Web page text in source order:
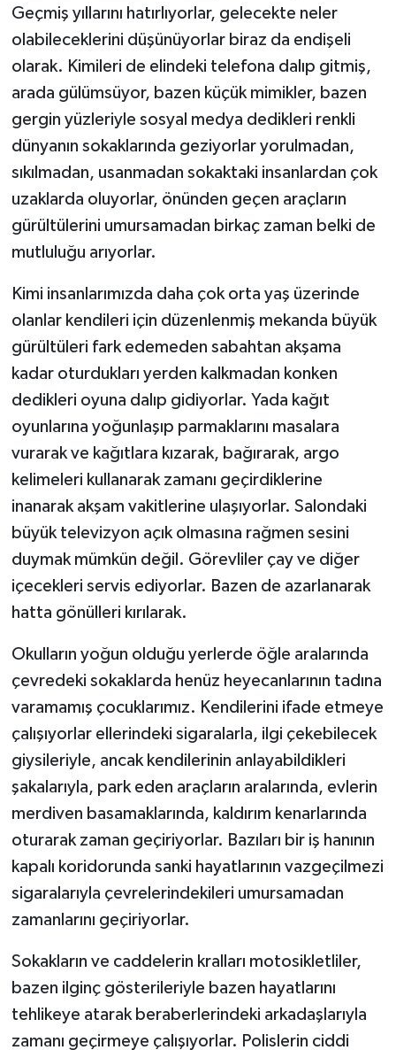
Geçmiş yıllarını hatırlıyorlar, gelecekte neler
olabileceklerini düşünüyorlar biraz da endişeli
olarak. Kimileri de elindeki telefona dalıp gitmiş,
arada gülümsüyor, bazen küçük mimikler, bazen
gergin yüzleriyle sosyal medya dedikleri renkli
dünyanın sokaklarında geziyorlar yorulmadan,
sıkılmadan, usanmadan sokaktaki insanlardan çok
uzaklarda oluyorlar, önünden geçen araçların
gürültülerini umursamadan birkaç zaman belki de
mutluluğu arıyorlar.
Kimi insanlarımızda daha çok orta yaş üzerinde
olanlar kendileri için düzenlenmiş mekanda büyük
gürültüleri fark edemeden sabahtan akşama
kadar oturdukları yerden kalkmadan konken
dedikleri oyuna dalıp gidiyorlar. Yada kağıt
oyunlarına yoğunlaşıp parmaklarını masalara
vurarak ve kağıtlara kızarak, bağırarak, argo
kelimeleri kullanarak zamanı geçirdiklerine
inanarak akşam vakitlerine ulaşıyorlar. Salondaki
büyük televizyon açık olmasına rağmen sesini
duymak mümkün değil. Görevliler çay ve diğer
içecekleri servis ediyorlar. Bazen de azarlanarak
hatta gönülleri kırılarak.
Okulların yoğun olduğu yerlerde öğle aralarında
çevredeki sokaklarda henüz heyecanlarının tadına
varamamış çocuklarımız. Kendilerini ifade etmeye
çalışıyorlar ellerindeki sigaralarla, ilgi çekebilecek
giysileriyle, ancak kendilerinin anlayabildikleri
şakalarıyla, park eden araçların aralarında, evlerin
merdiven basamaklarında, kaldırım kenarlarında
oturarak zaman geçiriyorlar. Bazıları bir iş hanının
kapalı koridorunda sanki hayatlarının vazgeçilmezi
sigaralarıyla çevrelerindekileri umursamadan
zamanlarını geçiriyorlar.
Sokakların ve caddelerin kralları motosikletliler,
bazen ilginç gösterileriyle bazen hayatlarını
tehlikeye atarak beraberlerindeki arkadaşlarıyla
zamanı geçirmeye çalışıyorlar. Polislerin ciddi